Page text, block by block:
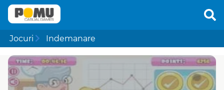
Jocuri Indemanare